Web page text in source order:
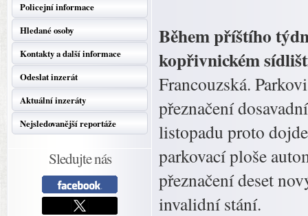
Policejní informace
Hledané osoby
Kontakty a další informace
Odeslat inzerát
Aktuální inzeráty
Nejsledovanější reportáže
Sledujte nás
Během příštího
kopřivnickém
Francouzská.
přeznačení
listopadu proto
parkovací ploše
přeznačení deset
invalidní stání.